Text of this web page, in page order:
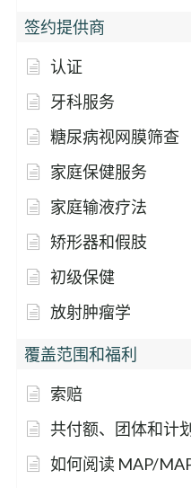
签约提供商
认证
牙科服务
糖尿病视网膜筛查
家庭保健服务
家庭输液疗法
矫形器和假肢
初级保健
放射肿瘤学
覆盖范围和福利
索赔
共付额、团体和计划
如何阅读 MAP/